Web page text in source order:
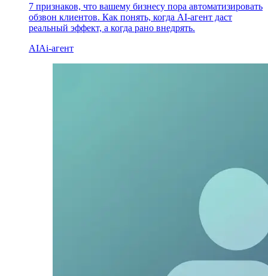
7 признаков, что вашему бизнесу пора автоматизировать
обзвон клиентов. Как понять, когда AI-агент даст
реальный эффект, а когда рано внедрять.
AIAi-агент